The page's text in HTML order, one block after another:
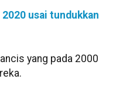
2020 usai tundukkan
yang pada 2000